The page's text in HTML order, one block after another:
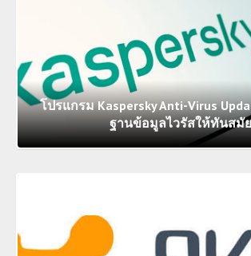
โปรแกรม Kaspersky Anti-Virus
ฐานข้อมูลไวรัสให้ทันสมัย